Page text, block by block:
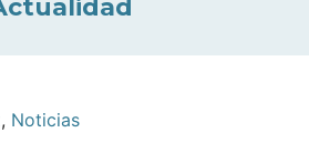
, Noticias